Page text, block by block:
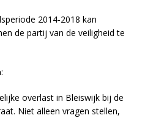
2014-2018 kan
de partij van de veiligheid te
overlast in Bleiswijk bij de
Niet alleen vragen stellen,